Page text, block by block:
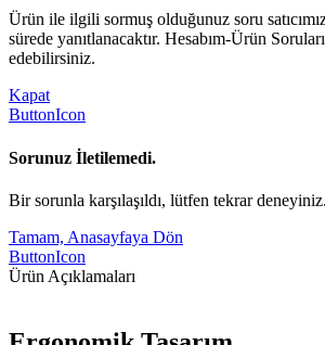
Ürün ile ilgili sormuş olduğunuz soru
sürede yanıtlanacaktır. Hesabım-Ürün
edebilirsiniz.
Kapat
ButtonIcon
Sorunuz İletilemedi.
Bir sorunla karşılaşıldı, lütfen tekrar deneyiniz.
Tamam, Anasayfaya Dön
ButtonIcon
Ürün Açıklamaları